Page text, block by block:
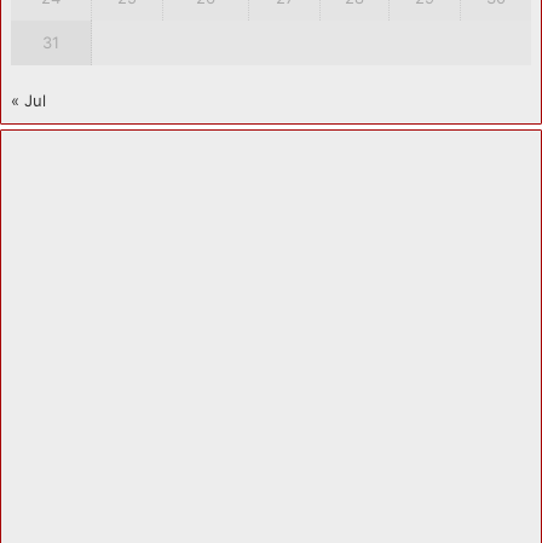
31
« Jul